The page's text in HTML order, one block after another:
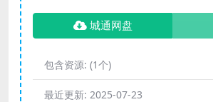
城通网盘
包含资源: (1个)
最近更新: 2025-07-23